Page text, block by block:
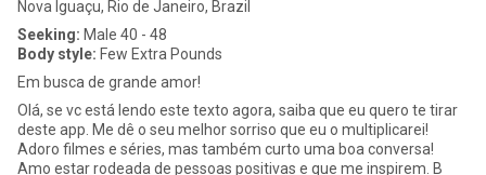
Nova Iguaçu, Rio de Janeiro, Brazil
Seeking: Male 40 - 48
Body style: Few Extra Pounds
Em busca de grande amor!
Olá, se vc está lendo este texto agora, saiba que eu quero te tirar
deste app. Me dê o seu melhor sorriso que eu o multiplicarei!
Adoro filmes e séries, mas também curto uma boa conversa!
Amo estar rodeada de pessoas positivas e que me inspirem. B